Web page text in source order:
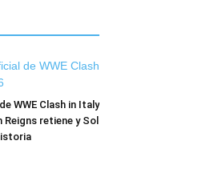
WWE Clash in Italy
Reigns retiene y Sol